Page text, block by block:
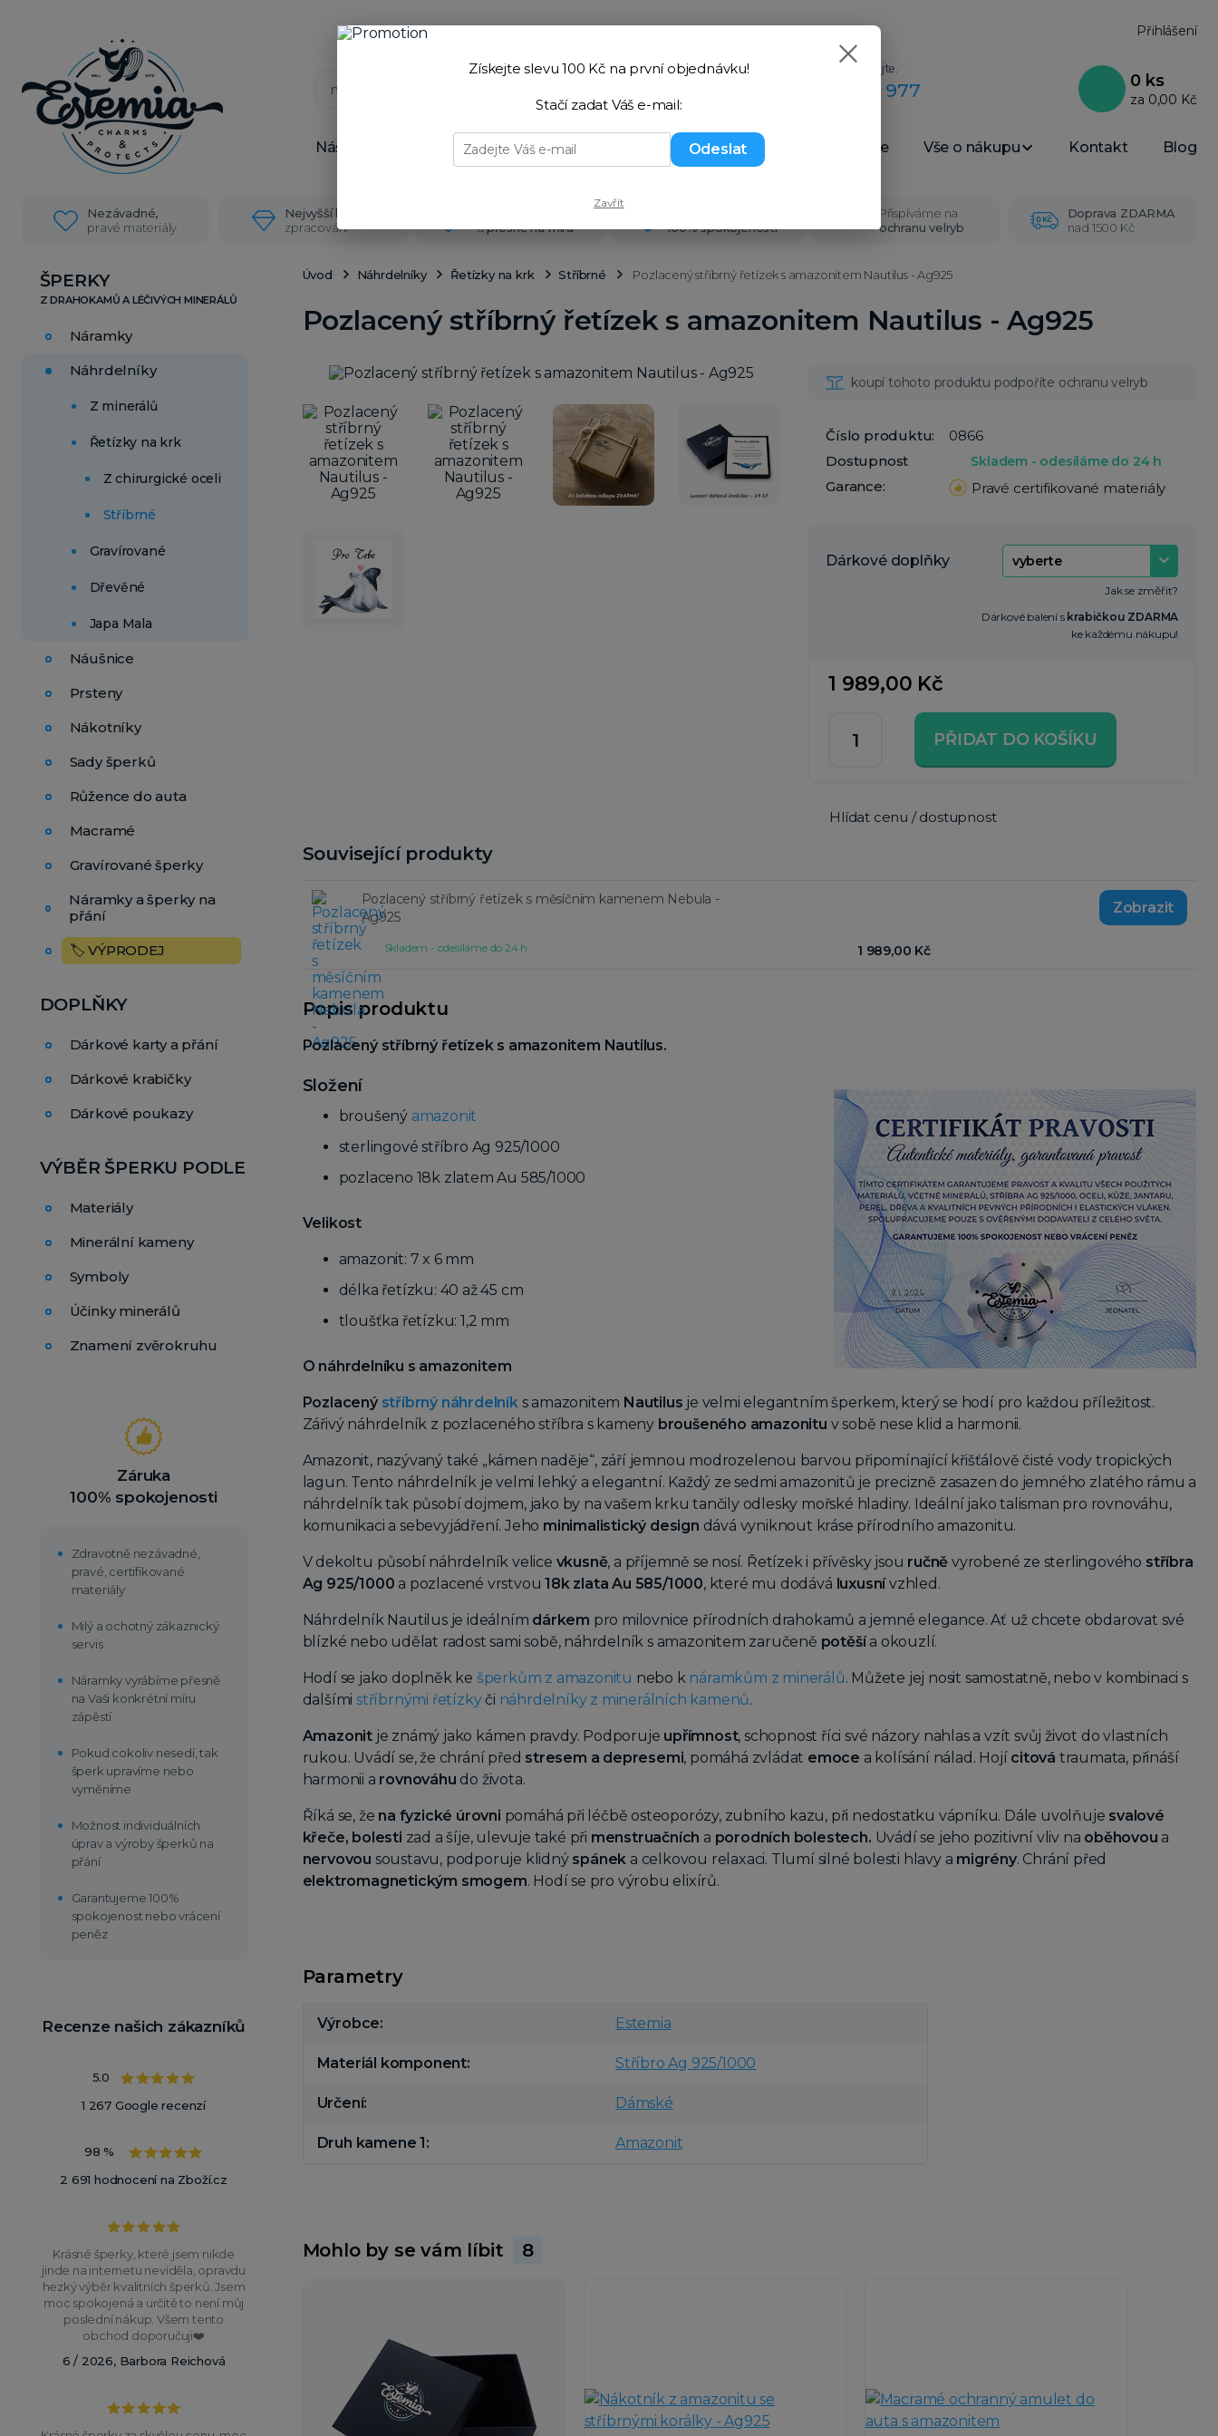
Náš příběh Význam minerálů Jak vybrat správnou velikost Recenze Vše o nákupu Kontakt Blog
Přihlášení
Chcete poradit? Zavolejte.
+420 775 058 977 0 ks
za 0,00 Kč
Nezávadné,
pravé materiály
Nejvyšší kvalita
zpracování
apřesně na míru
100% spokojenosti
Přispíváme na
ochranu velryb
Doprava ZDARMA
nad 1500 Kč
ŠPERKY
Náramky
Náhrdelníky
Z minerálů
Řetízky na krk
Z chirurgické oceli
Stříbrné
Gravírované
Dřevěné
Japa Mala
Náušnice
Prsteny
Nákotníky
Sady šperků
Růžence do auta
Macramé
Gravírované šperky
Náramky a šperky na
přání
🏷️ VÝPRODEJ
DOPLŇKY
Dárkové karty a přání
Dárkové krabičky
Dárkové poukazy
VÝBĚR ŠPERKU PODLE
Materiály
Minerální kameny
Symboly
Účinky minerálů
Znamení zvěrokruhu
Záruka
100% spokojenosti
Zdravotně nezávadné,
pravé, certifikované
materiály
Milý a ochotný zákaznický
servis
Náramky vyrábíme přesně
na Vaši konkrétní míru
zápěstí
Pokud cokoliv nesedí, tak
šperk upravíme nebo
vyměníme
Možnost individuálních
úprav a výroby šperků na
přání
Garantujeme 100%
spokojenost nebo vrácení
peněz
Recenze našich zákazníků
5.0
1 267 Google recenzí
98 %
2 691 hodnocení na Zboží.cz
Krásné šperky, které jsem nikde
jinde na internetu neviděla, opravdu
hezký výběr kvalitních šperků. Jsem
moc spokojená a určitě to není můj
poslední nákup. Všem tento
obchod doporučuji❤️
6 / 2026, Barbora Reichová
Úvod Náhrdelníky Řetízky na krk Stříbrné Pozlacený stříbrný řetízek s amazonitem Nautilus - Ag925
Pozlacený stříbrný řetízek s amazonitem Nautilus - Ag925
Číslo produktu:
0866
Dostupnost
Skladem - odesíláme do 24 h
Garance: Pravé certifikované materiály
Dárkové doplňky
Jak se změřit?
Dárkové balení s krabičkou ZDARMA
ke každému nákupu!
1 989,00 Kč
PŘIDAT DO KOŠÍKU
Hlídat cenu / dostupnost
Související produkty
Pozlacený stříbrný řetízek s měsíčním kamenem Nebula -
Ag925
1 989,00 Kč
Skladem - odesíláme do 24 h
Popis produktu
Pozlacený stříbrný řetízek s amazonitem Nautilus.
Složení
broušený amazonit
sterlingové stříbro Ag 925/1000
pozlaceno 18k zlatem Au 585/1000
Velikost
amazonit: 7 x 6 mm
délka řetízku: 40 až 45 cm
tloušťka řetízku: 1,2 mm
O náhrdelníku s amazonitem
Pozlacený stříbrný náhrdelníks amazonitem Nautilus je velmi elegantním šperkem, který se hodí pro každou příležitost.
Zářivý náhrdelník z pozlaceného stříbra s kameny broušeného amazonitu v sobě nese klid a harmonii.
Amazonit, nazývaný také „kámen naděje“, září jemnou modrozelenou barvou připomínající křišťálově čisté vody tropických
lagun. Tento náhrdelník je velmi lehký a elegantní. Každý ze sedmi amazonitů je precizně zasazen do jemného zlatého rámu a
náhrdelník tak působí dojmem, jako by na vašem krku tančily odlesky mořské hladiny. Ideální jako talisman pro rovnováhu,
komunikaci a sebevyjádření. Jeho minimalistický design dává vyniknout kráse přírodního amazonitu.
V dekoltu působí náhrdelník velice vkusně, a příjemně se nosí. Řetízek i přívěsky jsou ručněvyrobené ze sterlingového stříbra
Ag 925/1000 a pozlacené vrstvou18k zlata Au 585/1000, které mu dodává luxusnívzhled.
Náhrdelník Nautilus je ideálním dárkem pro milovnice přírodních drahokamů a jemné elegance. Ať už chcete obdarovat své
blízké nebo udělat radost sami sobě, náhrdelník s amazonitem zaručeně potěšía okouzlí.
Hodí se jako doplněk ke šperkům z amazonitu nebo k náramkům z minerálů. Můžete jej nosit samostatně, nebo v kombinaci s
dalšímistříbrnými řetízkyči náhrdelníky z minerálních kamenů.
Amazonit je známý jako kámen pravdy. Podporuje upřímnost, schopnost říci své názory nahlas a vzít svůj život do vlastních
rukou. Uvádí se, že chrání před stresem a depresemi, pomáhá zvládat emoce a kolísání nálad. Hojí citová traumata, přináší
harmonii a rovnováhu do života.
Říká se, že na fyzické úrovni pomáhá při léčbě osteoporózy, zubního kazu, při nedostatku vápníku. Dále uvolňuje svalové
křeče, bolesti zad a šíje, ulevuje také při menstruačních a porodních bolestech. Uvádí se jeho pozitivní vliv na oběhovou a
nervovou soustavu, podporuje klidný spánek a celkovou relaxaci. Tlumí silné bolesti hlavy a migrény. Chrání před
elektromagnetickým smogem. Hodí se pro výrobu elixírů.
Parametry
Výrobce Estemia
Materiál komponent Stříbro Ag 925/1000
Určení Dámské
Druh kamene 1 Amazonit
Mohlo by se vám líbit 8
Získejte slevu 100 Kč na první objednávku!
Stačí zadat Váš e-mail:
Odeslat
Zavřít